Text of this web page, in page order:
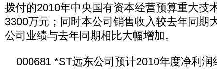
拨付的2010年中央国有资本经营预算重大技
3300万元；同时本公司销售收入较去年同期
公司业绩与去年同期相比大幅增加。
000681 *ST远东公司预计2010年度净利润